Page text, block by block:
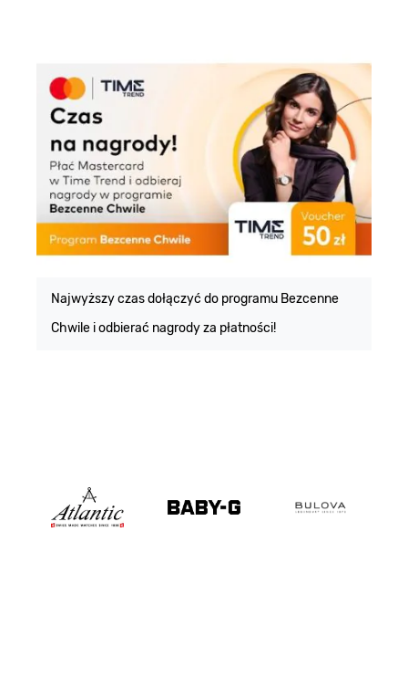
Najwyższy czas dołączyć do programu Bezcenne
Chwile i odbierać nagrody za płatności!